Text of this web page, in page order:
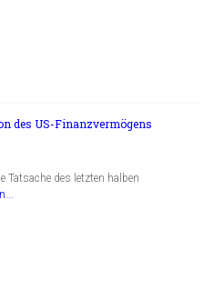
des US-Finanzvermögens
Tatsache des letzten halben